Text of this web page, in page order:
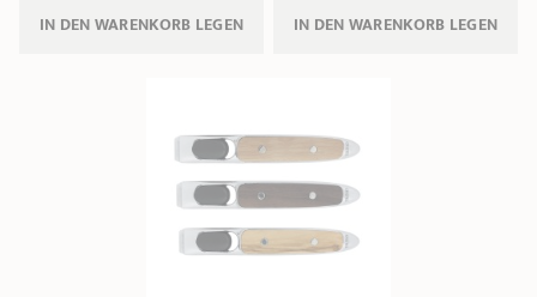
LEGEN LEGEN